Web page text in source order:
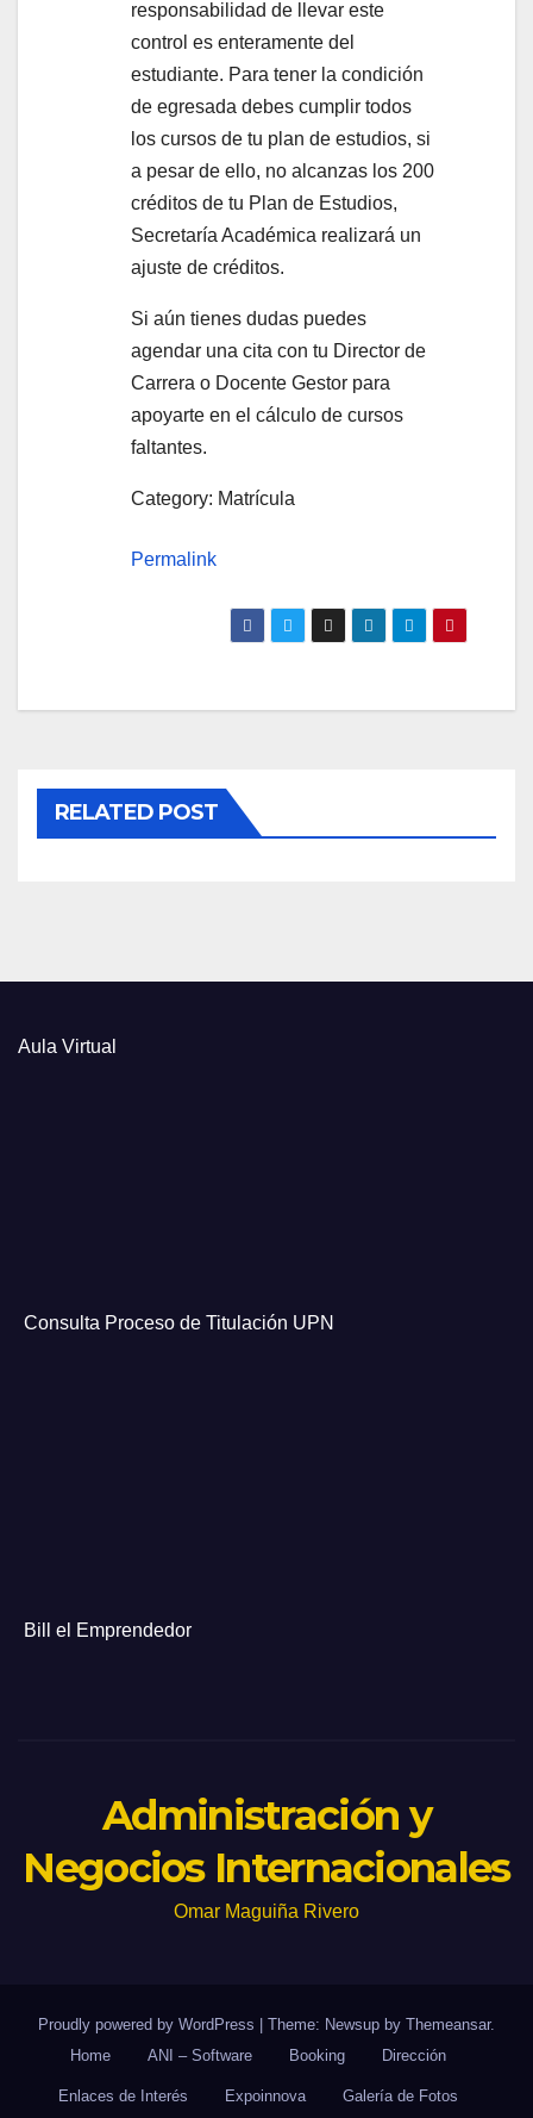
responsabilidad de llevar este
control es enteramente del
estudiante. Para tener la condición
de egresada debes cumplir todos
los cursos de tu plan de estudios, si
a pesar de ello, no alcanzas los 200
créditos de tu Plan de Estudios,
Secretaría Académica realizará un
ajuste de créditos.
Si aún tienes dudas puedes
agendar una cita con tu Director de
Carrera o Docente Gestor para
apoyarte en el cálculo de cursos
faltantes.
Category: Matrícula
Permalink
RELATED POST
Aula Virtual
Consulta Proceso de Titulación UPN
Bill el Emprendedor
Administración y
Negocios Internacionales
Omar Maguiña Rivero
Proudly powered by WordPress Theme: Newsup by Themeansar.
Home
ANI – Software Booking Dirección
Enlaces de Interés Expoinnova Galería de Fotos